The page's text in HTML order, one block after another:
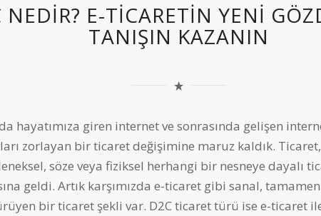
NEDIR? E-TICARETIN YENI
TANIŞIN KAZANIN
hayatımıza giren internet ve sonrasında gelişen
zorlayan bir ticaret değişimine maruz kaldık.
söze veya fiziksel herhangi bir nesneye dayalı
geldi. Artık karşımızda e-ticaret gibi sanal,
bir ticaret şekli var. D2C ticaret türü ise e-ticaret